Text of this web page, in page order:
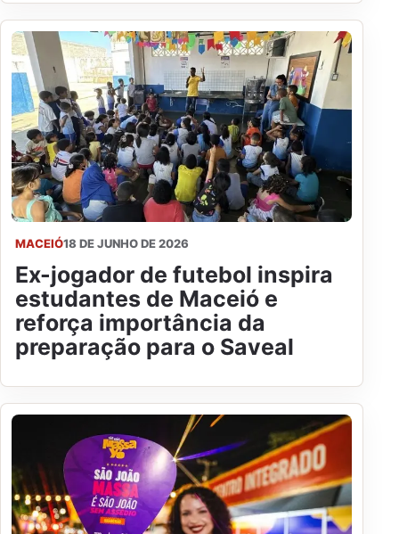
MACEIÓ18 DE JUNHO DE 2026
Ex-jogador de futebol inspira
estudantes de Maceió e
reforça importância da
preparação para o Saveal